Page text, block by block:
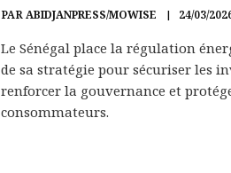
PARABIDJANPRESS/MOWISE 24/03/
Le Sénégal place la régulation
de sa stratégie pour sécuriser les
renforcer la gouvernance et
consommateurs.